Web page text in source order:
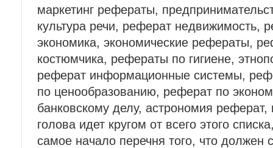
маркетинг рефераты,
культура речи, реферат недвижимость,
экономика, экономические рефераты,
костюмчика, рефераты по гигиене,
реферат информационные системы,
по ценообразованию, реферат по
банковскому делу, астрономия
голова идет кругом от всего этого
самое начало перечня того, что должен